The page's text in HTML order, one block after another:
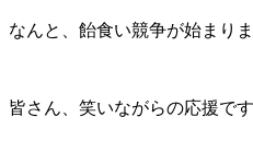
なんと、飴食い競争が始まりま
皆さん、笑いながらの応援です